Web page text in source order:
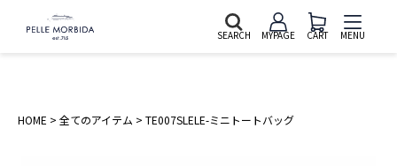
SEARCH MYPAGE CART MENU
HOME 全てのアイテム TE007SLELE-ミニトートバッグ